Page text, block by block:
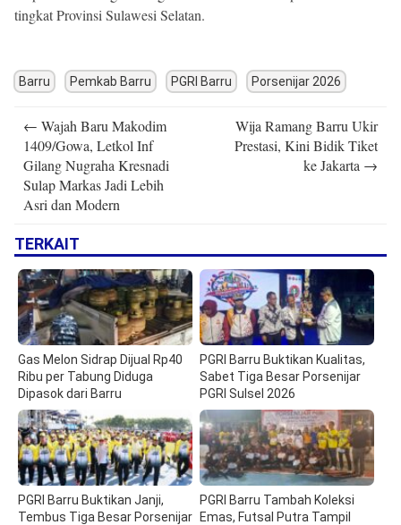
tingkat Provinsi Sulawesi Selatan.
Barru Pemkab Barru PGRI Barru Porsenijar 2026
navigation
← Wajah Baru Makodim
1409/Gowa, Letkol Inf
Gilang Nugraha Kresnadi
Sulap Markas Jadi Lebih
Asri dan Modern
Wija Ramang Barru Ukir
Prestasi, Kini Bidik Tiket
ke Jakarta →
TERKAIT
Gas Melon Sidrap Dijual Rp40
Ribu per Tabung Diduga
Dipasok dari Barru
PGRI Barru Buktikan Kualitas,
Sabet Tiga Besar Porsenijar
PGRI Sulsel 2026
PGRI Barru Buktikan Janji,
Tembus Tiga Besar Porsenijar
PGRI Barru Tambah Koleksi
Emas, Futsal Putra Tampil